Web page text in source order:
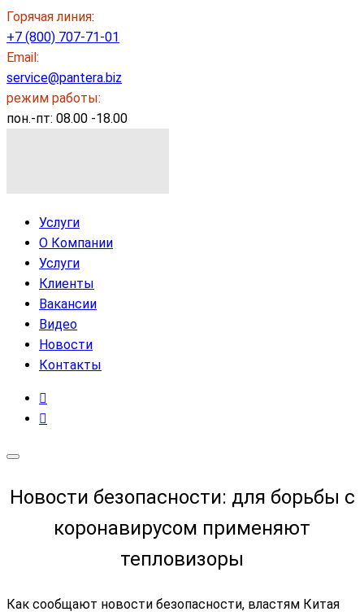
Горячая линия:
+7 (800) 707-71-01
Email:
service@pantera.biz
режим работы:
пон.-пт: 08.00 -18.00
Услуги
О Компании
Услуги
Клиенты
Вакансии
Видео
Новости
Контакты
Новости безопасности: для борьбы с
коронавирусом применяют
тепловизоры
Как сообщают новости безопасности, властям Китая